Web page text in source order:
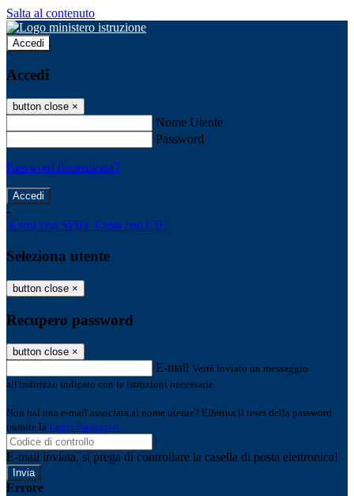
Salta al contenuto
Accedi
Accedi
button close ×
Nome Utente
Password
Password dimenticata?
-
Entra con SPID Entra con CIE
Seleziona utente
button close ×
Recupero password
button close ×
E-mail Verrà inviato un messaggio
all'indirizzo indicato con le istruzioni necessarie.
Non hai una e-mail associata al nome utente? Effettua il reset della password
tramite la Login Spaggiari
E-mail inviata, si prega di controllare la casella di posta elettronica!
Errore